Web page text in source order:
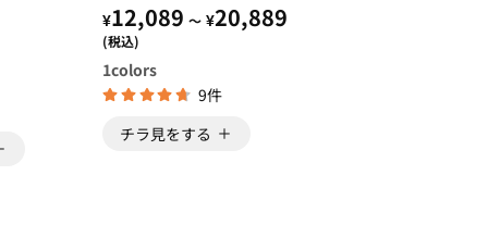
¥12,089 ～ ¥20,889
(税込)
1colors
9件
チラ見をする